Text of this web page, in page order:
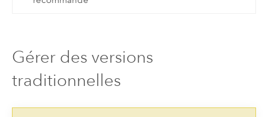
Gérer des versions
traditionnelles